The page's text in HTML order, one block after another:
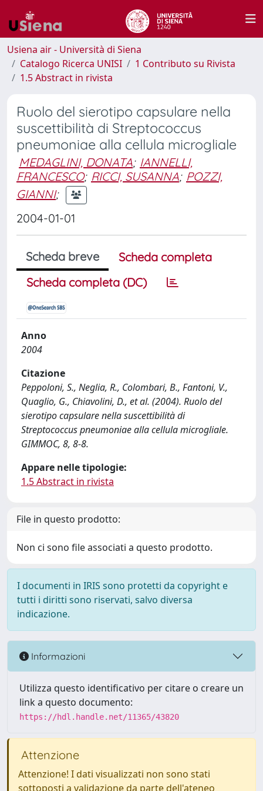
Usiena air - Università di Siena
Catalogo Ricerca UNISI
1 Contributo su Rivista
1.5 Abstract in rivista
Ruolo del sierotipo capsulare nella
suscettibilità di Streptococcus
pneumoniae alla cellula microgliale
MEDAGLINI, DONATA; IANNELLI,
FRANCESCO; RICCI, SUSANNA; POZZI,
GIANNI;
2004-01-01
Scheda breve
Scheda completa
Scheda completa (DC)
Anno
2004
Citazione
Peppoloni, S., Neglia, R., Colombari, B., Fantoni, V.,
Quaglio, G., Chiavolini, D., et al. (2004). Ruolo del
sierotipo capsulare nella suscettibilità di
Streptococcus pneumoniae alla cellula microgliale.
GIMMOC, 8, 8-8.
Appare nelle tipologie:
1.5 Abstract in rivista
File in questo prodotto:
Non ci sono file associati a questo prodotto.
I documenti in IRIS sono protetti da copyright e
tutti i diritti sono riservati, salvo diversa
indicazione.
Informazioni
Utilizza questo identificativo per citare o creare un
link a questo documento:
https://hdl.handle.net/11365/43820
Attenzione
Attenzione! I dati visualizzati non sono stati
sottoposti a validazione da parte dell'ateneo